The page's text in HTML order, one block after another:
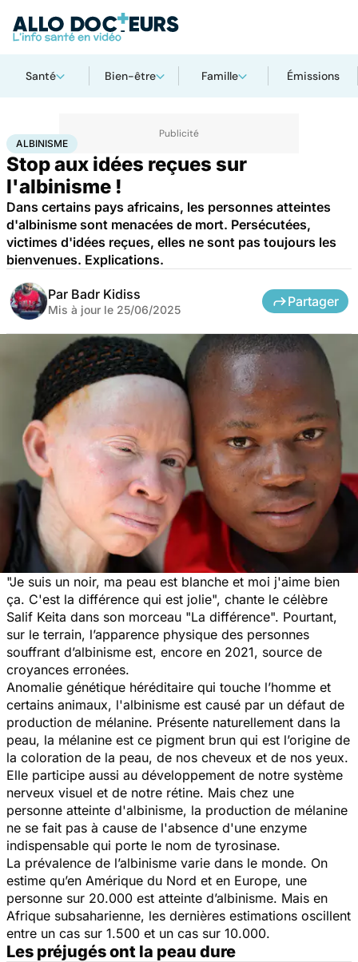
Santé Bien-être Famille Émissions
AccueilSanté Maladies
ALBINISME
Stop aux idées reçues sur
l'albinisme !
Dans certains pays africains, les personnes atteintes
d'albinisme sont menacées de mort. Persécutées,
victimes d'idées reçues, elles ne sont pas toujours les
bienvenues. Explications.
Par Badr Kidiss
Mis à jour le 25/06/2025
Partager
"Je suis un noir, ma peau est blanche et moi j'aime bien
ça. C'est la différence qui est jolie", chante le célèbre
Salif Keita dans son morceau "La différence". Pourtant,
sur le terrain, l’apparence physique des personnes
souffrant d’albinisme est, encore en 2021, source de
croyances erronées.
Anomalie génétique héréditaire qui touche l’homme et
certains animaux, l'albinisme est causé par un défaut de
production de mélanine. Présente naturellement dans la
peau, la mélanine est ce pigment brun qui est l’origine de
la coloration de la peau, de nos cheveux et de nos yeux.
Elle participe aussi au développement de notre système
nerveux visuel et de notre rétine. Mais chez une
personne atteinte d'albinisme, la production de mélanine
ne se fait pas à cause de l'absence d'une enzyme
indispensable qui porte le nom de tyrosinase.
La prévalence de l’albinisme varie dans le monde. On
estime qu’en Amérique du Nord et en Europe, une
personne sur 20.000 est atteinte d’albinisme. Mais en
Afrique subsaharienne, les dernières estimations oscillent
entre un cas sur 1.500 et un cas sur 10.000.
Les préjugés ont la peau dure